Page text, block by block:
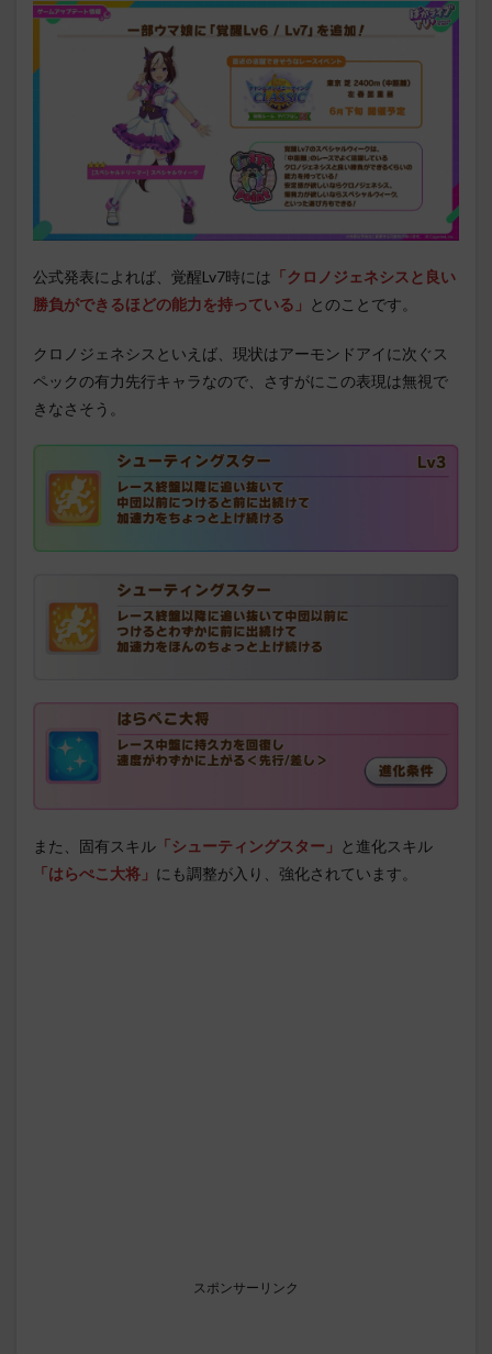
公式発表によれば、覚醒Lv7時には 「クロノジェネシスと良い
勝負ができるほどの能力を持っている」 とのことです。
クロノジェネシスといえば、現状はアーモンドアイに次ぐス
ペックの有力先行キャラなので、さすがにこの表現は無視で
きなさそう。
また、固有スキル 「シューティングスター」 と進化スキル
「はらぺこ大将」 にも調整が入り、強化されています。
スポンサーリンク